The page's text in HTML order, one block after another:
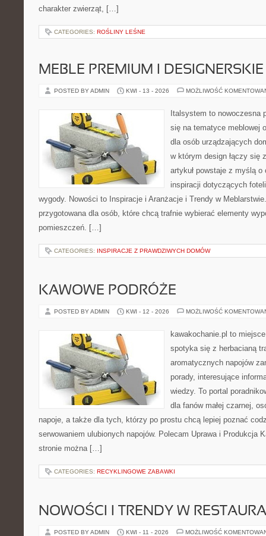
charakter zwierząt, […]
CATEGORIES: ROŚLINY LEŚNE
MEBLE PREMIUM I DESIGNERSKIE
POSTED BY ADMIN KWI - 13 - 2026 MOŻLIWOŚĆ
Italsystem to nowoczesna
się na tematyce meblowej
dla osób urządzających
w którym design łączy się
artykuł powstaje z myślą
inspiracji dotyczących
wygody. Nowości to Inspiracje i Aranżacje i Trendy w
przygotowana dla osób, które chcą trafnie wybierać elementy
pomieszczeń. […]
CATEGORIES: INSPIRACJE Z PRAWDZIWYCH DOMÓW
KAWOWE PODRÓŻE
POSTED BY ADMIN KWI - 12 - 2026 MOŻLIWOŚĆ
kawakochanie.pl to
spotyka się z herbacianą
aromatycznych napojów
porady, interesujące
wiedzy. To portal
dla fanów małej czarnej,
napoje, a także dla tych, którzy po prostu chcą lepiej poznać
serwowaniem ulubionych napojów. Polecam Uprawa i Produkcja
stronie można […]
CATEGORIES: RECYKLINGOWE ZABAWKI
NOWOŚCI I TRENDY W
POSTED BY ADMIN KWI - 11 - 2026 MOŻLIWOŚĆ